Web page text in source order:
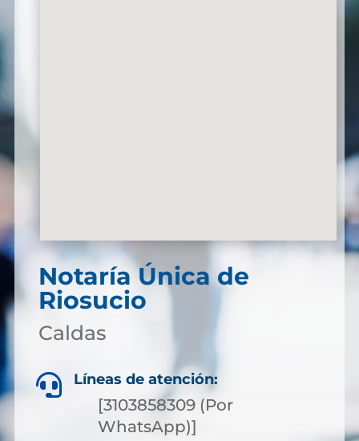
Notaría Única de
Riosucio
Caldas
 Líneas de atención:
[3103858309 (Por
WhatsApp)]